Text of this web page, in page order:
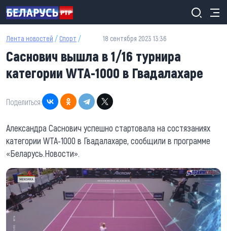
Перейти к основному содержанию
Лента новостей / Спорт / 18 сентября 2023 13:36
Саснович вышла в 1/16 турнира
категории WTA-1000 в Гвадалахаре
Поделиться:
Александра Саснович успешно стартовала на состязаниях
категории WTA-1000 в Гвадалахаре, сообщили в программе
«Беларусь.Новости».